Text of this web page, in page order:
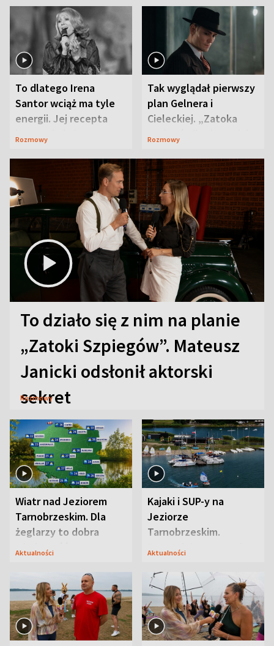
To dlatego Irena
Santor wciąż ma tyle
energii. Jej recepta
jest zaskakująco
Rozmowy
Tak wyglądał pierwszy
plan Gelnera i
Cieleckiej. „Zatoka
szpiegów” od razu ich
Rozmowy
To działo się z nim na planie
„Zatoki Szpiegów”. Mateusz
Janicki odsłonił aktorski
sekret
Rozmowy
Wiatr nad Jeziorem
Tarnobrzeskim. Dla
żeglarzy to dobra
wiadomość
Aktualności
Kajaki i SUP-y na
Jeziorze
Tarnobrzeskim.
Przyrodnicy zwracają
Aktualności